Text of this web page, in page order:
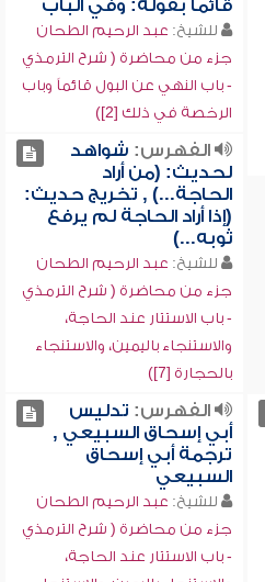
قائماً بقوله: وفي الباب
للشيخ: عبد الرحيم الطحان
جزء من محاضرة ( شرح الترمذي
- باب النهي عن البول قائماً وباب
الرخصة في ذلك [2])
الفهرس: شواهد
لحديث: (من أراد
الحاجة...) , تخريج حديث:
(إذا أراد الحاجة لم يرفع
ثوبه...)
للشيخ: عبد الرحيم الطحان
جزء من محاضرة ( شرح الترمذي
- باب الاستتار عند الحاجة،
والاستنجاء باليمين، والاستنجاء
بالحجارة [7])
الفهرس: تدليس
أبي إسحاق السبيعي ,
ترجمة أبي إسحاق
السبيعي
للشيخ: عبد الرحيم الطحان
جزء من محاضرة ( شرح الترمذي
- باب الاستتار عند الحاجة،